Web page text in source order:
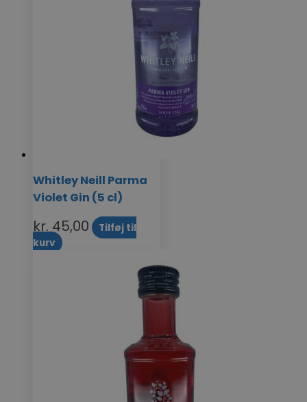
Whitley Neill Parma
Violet Gin (5 cl)
kr. 45,00
Tilføj til
kurv